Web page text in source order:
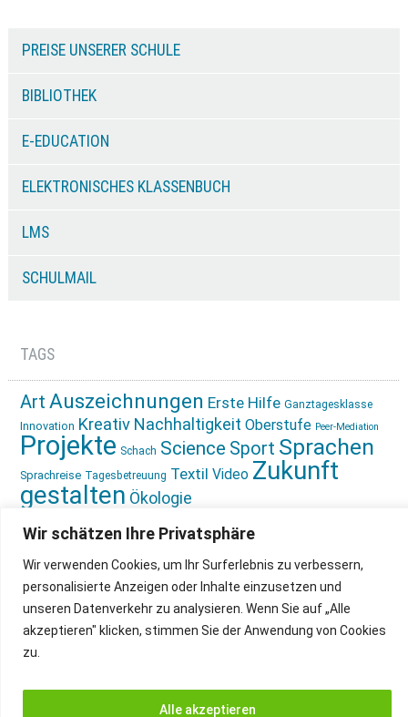
Wir schätzen Ihre Privatsphäre
Wir verwenden Cookies, um Ihr Surferlebnis zu verbessern,
personalisierte Anzeigen oder Inhalte einzusetzen und
unseren Datenverkehr zu analysieren. Wenn Sie auf „Alle
akzeptieren" klicken, stimmen Sie der Anwendung von Cookies
zu.
Alle akzeptieren
PREISE UNSERER SCHULE
BIBLIOTHEK
E-EDUCATION
ELEKTRONISCHES KLASSENBUCH
LMS
SCHULMAIL
TAGS
Art Auszeichnungen Erste Hilfe Ganztagesklasse
Innovation Kreativ Nachhaltigkeit Oberstufe Peer-Mediation
Projekte Schach Science Sport Sprachen
Sprachreise Tagesbetreuung Textil Video Zukunft
gestalten Ökologie
IMPRESSUM
INSTAGRAM